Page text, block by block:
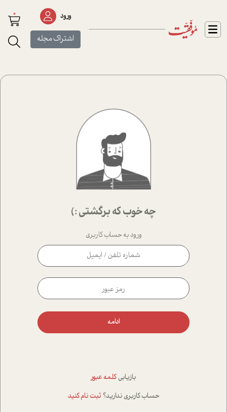
ورود
اشتراک مجله
0
چه خوب که برگشتی :)
ورود به حساب کاربری
ادامه
بازیابی کلمه عبور
حساب کاربری ندارید؟ ثبت نام کنید